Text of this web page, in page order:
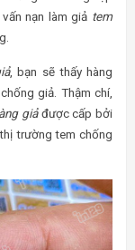
CHO DOANH
hiện nay. Tem được
trong nghề, công
rẻ, càng rẻ với số
về số lượng và mặt